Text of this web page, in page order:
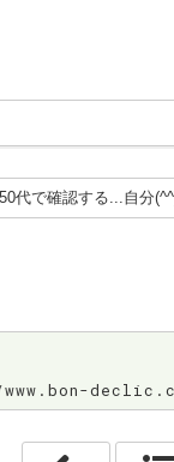
代で確認する...自分
www.bon-
「結婚